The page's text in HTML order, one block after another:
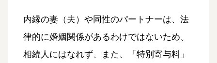
内縁の妻（夫）や同性のパートナーは、法
律的に婚姻関係があるわけではないため、
相続人にはなれず、また、「特別寄与料」